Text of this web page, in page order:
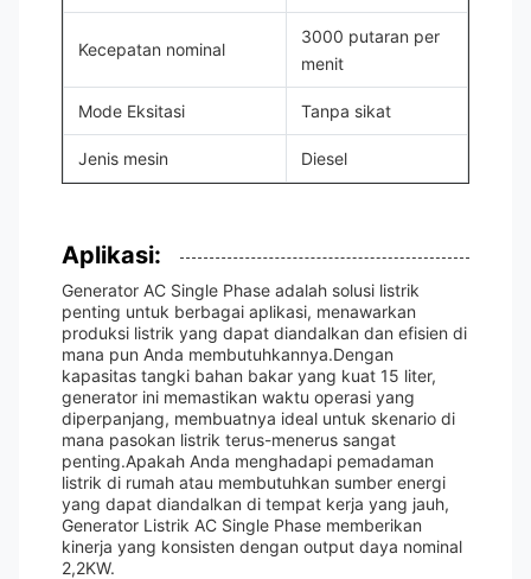
Kecepatan nominal
3000 putaran per
menit
Mode Eksitasi Tanpa sikat
Jenis mesin Diesel
Aplikasi:
Generator AC Single Phase adalah solusi listrik
penting untuk berbagai aplikasi, menawarkan
produksi listrik yang dapat diandalkan dan efisien di
mana pun Anda membutuhkannya.Dengan
kapasitas tangki bahan bakar yang kuat 15 liter,
generator ini memastikan waktu operasi yang
diperpanjang, membuatnya ideal untuk skenario di
mana pasokan listrik terus-menerus sangat
penting.Apakah Anda menghadapi pemadaman
listrik di rumah atau membutuhkan sumber energi
yang dapat diandalkan di tempat kerja yang jauh,
Generator Listrik AC Single Phase memberikan
kinerja yang konsisten dengan output daya nominal
2,2KW.